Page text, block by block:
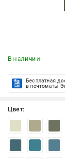
В наличии
Бесплатная
в почтоматы
Цвет: